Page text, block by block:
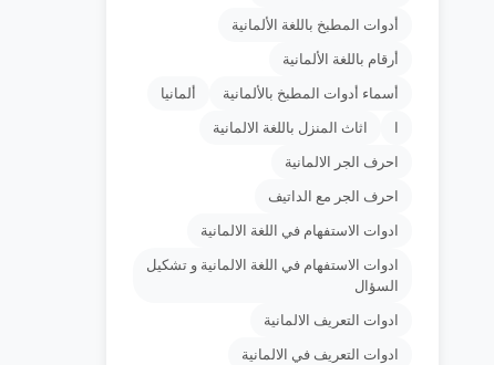
أدوات المطبخ باللغة الألمانية
أرقام باللغة الألمانية
أسماء أدوات المطبخ بالألمانية ألمانيا
اثاث المنزل باللغة الالمانية
احرف الجر الالمانية
احرف الجر مع الداتيف
ادوات الاستفهام في اللغة الالمانية
ادوات الاستفهام في اللغة الالمانية و تشكيل
السؤال
ادوات التعريف الالمانية
ادوات التعريف في الالمانية